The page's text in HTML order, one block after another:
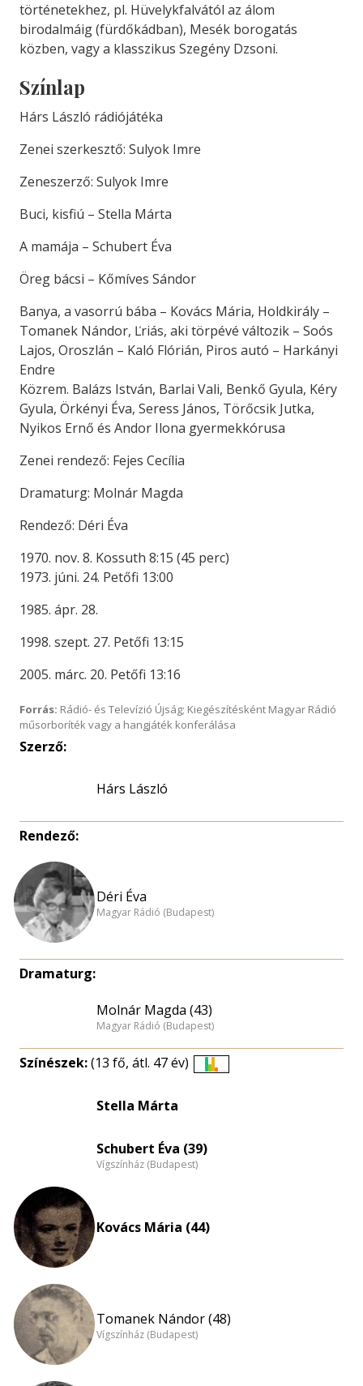
történetekhez, pl. Hüvelykfalvától az álom
birodalmáig (fürdőkádban), Mesék borogatás
közben, vagy a klasszikus Szegény Dzsoni.
Színlap
Hárs László rádiójátéka
Zenei szerkesztő: Sulyok Imre
Zeneszerző: Sulyok Imre
Buci, kisfiú – Stella Márta
A mamája – Schubert Éva
Öreg bácsi – Kőmíves Sándor
Banya, a vasorrú bába – Kovács Mária, Holdkirály –
Tomanek Nándor, Ľriás, aki törpévé változik – Soós
Lajos, Oroszlán – Kaló Flórián, Piros autó – Harkányi
Endre
Közrem. Balázs István, Barlai Vali, Benkő Gyula, Kéry
Gyula, Örkényi Éva, Seress János, Törőcsik Jutka,
Nyikos Ernő és Andor Ilona gyermekkórusa
Zenei rendező: Fejes Cecília
Dramaturg: Molnár Magda
Rendező: Déri Éva
1970. nov. 8. Kossuth 8:15 (45 perc)
1973. júni. 24. Petőfi 13:00
1985. ápr. 28.
1998. szept. 27. Petőfi 13:15
2005. márc. 20. Petőfi 13:16
Forrás: Rádió- és Televízió Újság; Kiegészítésként Magyar Rádió
műsorboríték vagy a hangjáték konferálása
Szerző:
Hárs László
Rendező:
Déri Éva
Magyar Rádió (Budapest)
Dramaturg:
Molnár Magda (43)
Magyar Rádió (Budapest)
Színészek:(13 fő, átl. 47 év)
Stella Márta
Schubert Éva (39)
Vígszínház (Budapest)
Kovács Mária (44)
Tomanek Nándor (48)
Vígszínház (Budapest)